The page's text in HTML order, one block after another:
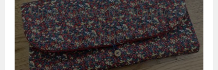
Une cousette simple et
utile